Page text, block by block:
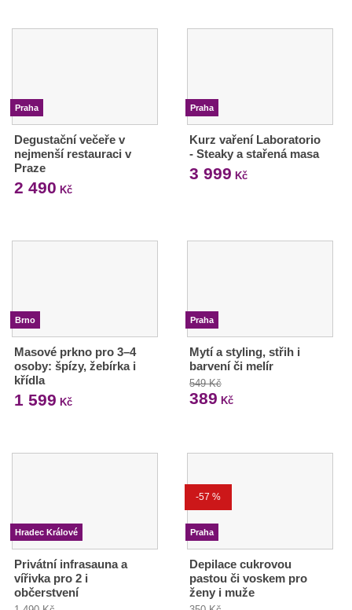
Praha
Degustační večeře v
nejmenší restauraci v
Praze
2 490 Kč
Praha
Kurz vaření Laboratorio
- Steaky a stařená masa
3 999 Kč
Brno
Masové prkno pro 3–4
osoby: špízy, žebírka i
křídla
1 599 Kč
Praha
Mytí a styling, střih i
barvení či melír
549 Kč
389 Kč
Hradec Králové
Privátní infrasauna a
vířivka pro 2 i
občerstvení
-57 %
Praha
Depilace cukrovou
pastou či voskem pro
ženy i muže